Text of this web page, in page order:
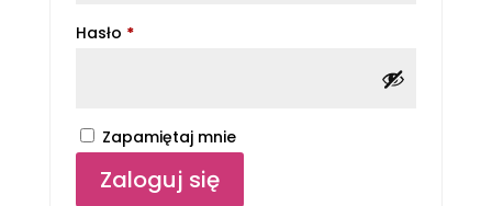
Hasło *Wymagane
Zapamiętaj mnie
Zaloguj się